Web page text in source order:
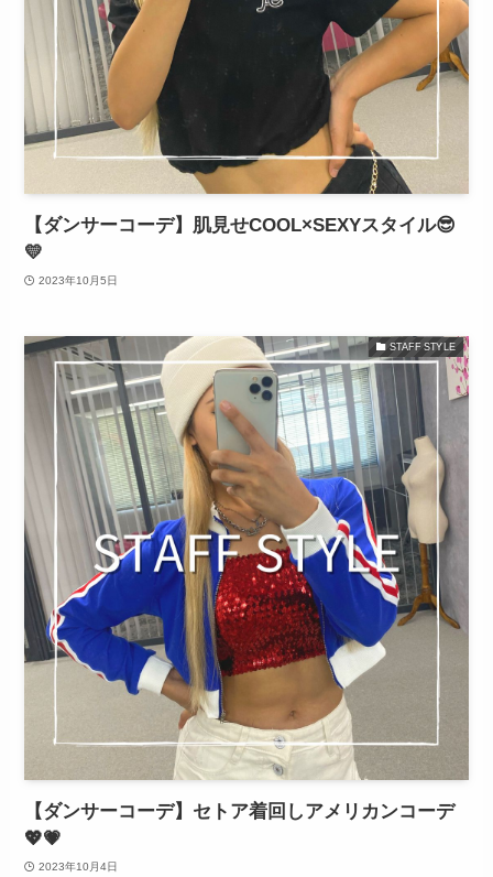
【ダンサーコーデ】肌見せCOOL×SEXYスタイル😎
💛
2023年10月5日
STAFF STYLE
【ダンサーコーデ】セトア着回しアメリカンコーデ
💖💗
2023年10月4日